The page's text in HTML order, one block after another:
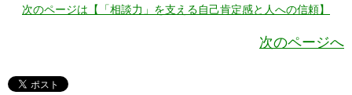
次のページは【「相談力」を支える自己肯定感と人への信頼】
次のページへ